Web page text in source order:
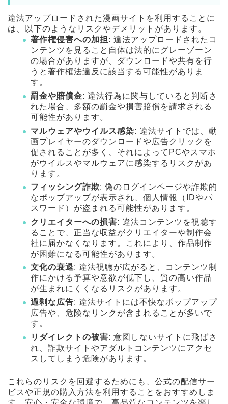
違法アップロードされた漫画サイトを利用することに
は、以下のようなリスクやデメリットがあります。
著作権侵害への加担: 違法アップロードされたコ
ンテンツを見ること自体は法的にグレーゾーン
の場合がありますが、ダウンロードや共有を行
うと著作権法違反に該当する可能性がありま
す。
罰金や賠償金: 違法行為に関与していると判断さ
れた場合、多額の罰金や損害賠償を請求される
可能性があります。
マルウェアやウイルス感染: 違法サイトでは、動
画プレイヤーのダウンロードや広告クリックを
促されることが多く、それによってPCやスマホ
がウイルスやマルウェアに感染するリスクがあ
ります。
フィッシング詐欺: 偽のログインページや詐欺的
なポップアップが表示され、個人情報（IDやパ
スワード）が盗まれる可能性があります。
クリエイターへの損害: 違法コンテンツを視聴す
ることで、正当な収益がクリエイターや制作会
社に届かなくなります。これにより、作品制作
が困難になる可能性があります。
文化の衰退: 違法視聴が広がると、コンテンツ制
作にかける予算や意欲が低下し、質の高い作品
が生まれにくくなるリスクがあります。
過剰な広告: 違法サイトには不快なポップアップ
広告や、危険なリンクが含まれることが多いで
す。
リダイレクトの被害: 意図しないサイトに飛ばさ
れ、詐欺サイトやアダルトコンテンツにアクセ
スしてしまう危険があります。
これらのリスクを回避するためにも、公式の配信サー
ビスや正規の購入方法を利用することをおすすめしま